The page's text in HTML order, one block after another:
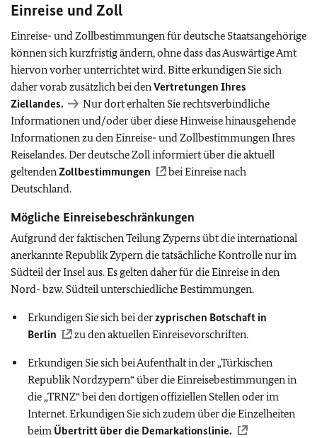
Einreise und Zoll
Einreise- und Zollbestimmungen für deutsche Staatsangehörige
können sich kurzfristig ändern, ohne dass das Auswärtige Amt
hiervon vorher unterrichtet wird. Bitte erkundigen Sie sich
daher vorab zusätzlich bei denVertretungen Ihres
Ziellandes.
Nur dort erhalten Sie rechtsverbindliche
Informationen und/oder über diese Hinweise hinausgehende
Informationen zu den Einreise- und Zollbestimmungen Ihres
Reiselandes. Der deutsche Zoll informiert über die aktuell
geltendenZollbestimmungen
bei Einreise nach
Deutschland.
Mögliche Einreisebeschränkungen
Aufgrund der faktischen Teilung Zyperns übt die international
anerkannte Republik Zypern die tatsächliche Kontrolle nur im
Südteil der Insel aus. Es gelten daher für die Einreise in den
Nord- bzw. Südteil unterschiedliche Bestimmungen.
Erkundigen Sie sich bei derzyprischen Botschaft in
Berlin
zu den aktuellen Einreisevorschriften.
Erkundigen Sie sich bei Aufenthalt in der „Türkischen
Republik Nordzypern“ über die Einreisebestimmungen in
die „TRNZ“ bei den dortigen offiziellen Stellen oder im
Internet. Erkundigen Sie sich zudem über die Einzelheiten
beim Übertritt über die Demarkationslinie.